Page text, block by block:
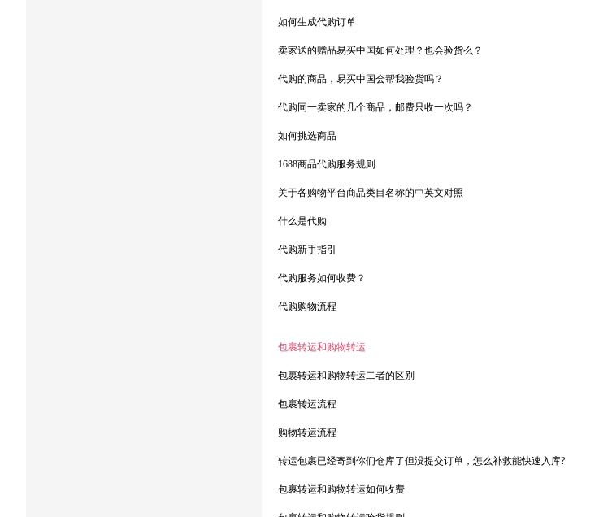
如何生成代购订单
卖家送的赠品易买中国如何处理？也会验货么？
代购的商品，易买中国会帮我验货吗？
代购同一卖家的几个商品，邮费只收一次吗？
如何挑选商品
1688商品代购服务规则
关于各购物平台商品类目名称的中英文对照
什么是代购
代购新手指引
代购服务如何收费？
代购购物流程
包裹转运和购物转运
包裹转运和购物转运二者的区别
包裹转运流程
购物转运流程
转运包裹已经寄到你们仓库了但没提交订单，怎么补救能快速入库?
包裹转运和购物转运如何收费